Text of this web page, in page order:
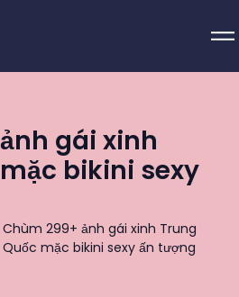
gái xinh
bikini sexy
Chùm 299+ ảnh gái xinh Trung
Quốc mặc bikini sexy ấn tượng